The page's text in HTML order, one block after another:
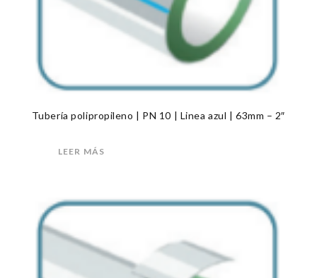
Tubería polipropileno | PN 10 | Linea azul | 63mm – 2″
LEER MÁS